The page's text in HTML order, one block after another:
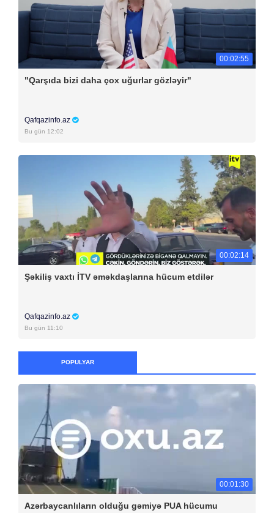
00:02:55
"Qarşıda bizi daha çox uğurlar gözləyir"
Qafqazinfo.az
Bu gün 12:02
00:02:14
Şəkiliş vaxtı İTV əməkdaşlarına hücum etdilər
Qafqazinfo.az
Bu gün 11:10
POPULYAR
00:01:30
Azərbaycanlıların olduğu gəmiyə PUA hücumu